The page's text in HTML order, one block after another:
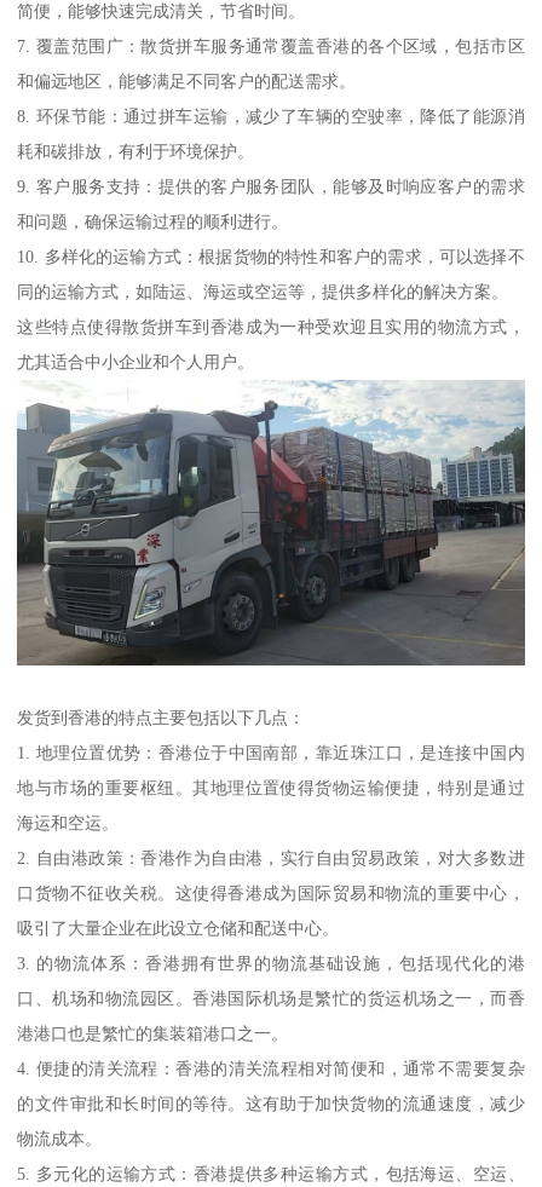
简便，能够快速完成清关，节省时间。
7. 覆盖范围广：散货拼车服务通常覆盖香港的各个区域，包括市区
和偏远地区，能够满足不同客户的配送需求。
8. 环保节能：通过拼车运输，减少了车辆的空驶率，降低了能源消
耗和碳排放，有利于环境保护。
9. 客户服务支持：提供的客户服务团队，能够及时响应客户的需求
和问题，确保运输过程的顺利进行。
10. 多样化的运输方式：根据货物的特性和客户的需求，可以选择不
同的运输方式，如陆运、海运或空运等，提供多样化的解决方案。
这些特点使得散货拼车到香港成为一种受欢迎且实用的物流方式，
尤其适合中小企业和个人用户。
发货到香港的特点主要包括以下几点：
1. 地理位置优势：香港位于中国南部，靠近珠江口，是连接中国内
地与市场的重要枢纽。其地理位置使得货物运输便捷，特别是通过
海运和空运。
2. 自由港政策：香港作为自由港，实行自由贸易政策，对大多数进
口货物不征收关税。这使得香港成为国际贸易和物流的重要中心，
吸引了大量企业在此设立仓储和配送中心。
3. 的物流体系：香港拥有世界的物流基础设施，包括现代化的港
口、机场和物流园区。香港国际机场是繁忙的货运机场之一，而香
港港口也是繁忙的集装箱港口之一。
4. 便捷的清关流程：香港的清关流程相对简便和，通常不需要复杂
的文件审批和长时间的等待。这有助于加快货物的流通速度，减少
物流成本。
5. 多元化的运输方式：香港提供多种运输方式，包括海运、空运、